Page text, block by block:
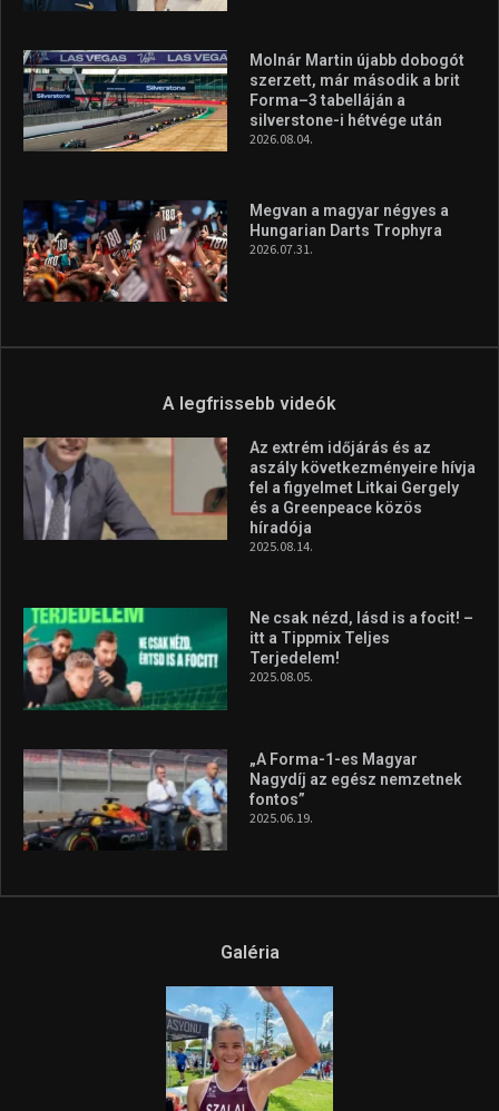
Molnár Martin újabb dobogót
szerzett, már második a brit
Forma–3 tabelláján a
silverstone-i hétvége után
2026.08.04.
Megvan a magyar négyes a
Hungarian Darts Trophyra
2026.07.31.
A legfrissebb videók
Az extrém időjárás és az
aszály következményeire hívja
fel a figyelmet Litkai Gergely
és a Greenpeace közös
híradója
2025.08.14.
Ne csak nézd, lásd is a focit! –
itt a Tippmix Teljes
Terjedelem!
2025.08.05.
„A Forma-1-es Magyar
Nagydíj az egész nemzetnek
fontos”
2025.06.19.
Galéria